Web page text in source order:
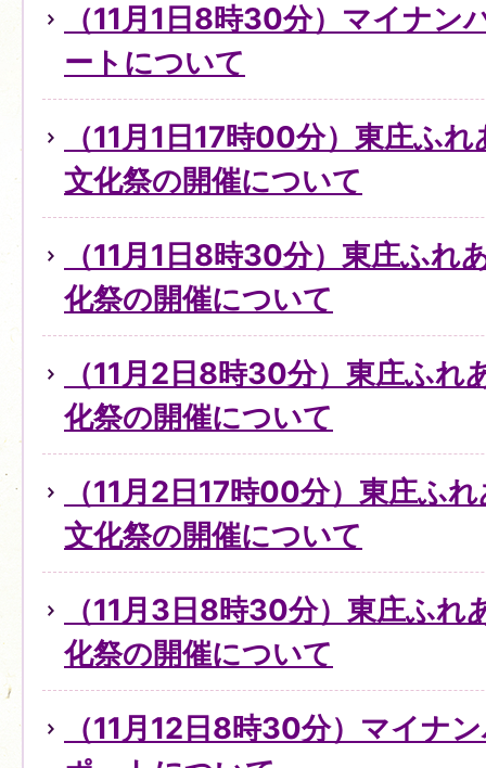
（11月1日8時30分）マイナン
ートについて
（11月1日17時00分）東庄ふ
文化祭の開催について
（11月1日8時30分）東庄ふれ
化祭の開催について
（11月2日8時30分）東庄ふれ
化祭の開催について
（11月2日17時00分）東庄ふ
文化祭の開催について
（11月3日8時30分）東庄ふれ
化祭の開催について
（11月12日8時30分）マイナ